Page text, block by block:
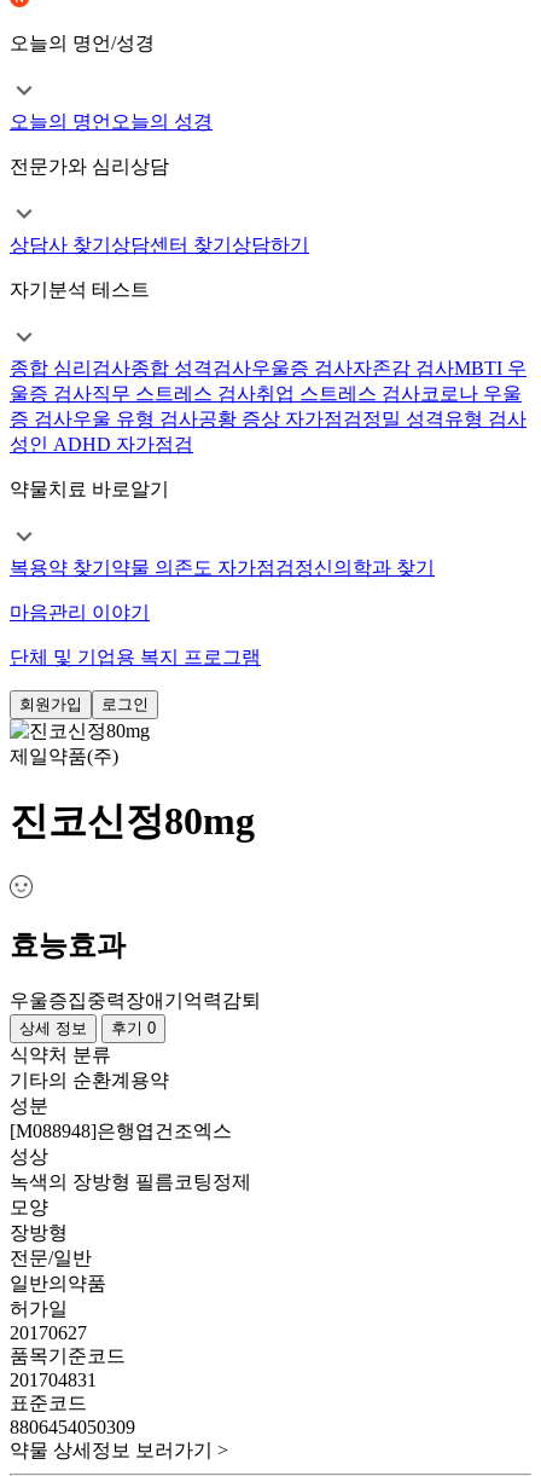
오늘의 명언/성경
오늘의 명언 오늘의 성경
전문가와 심리상담
상담사 찾기 상담센터 찾기 상담하기
자기분석 테스트
종합 심리검사종합 성격검사우울증 검사자존감 검사MBTI 우
울증 검사직무 스트레스 검사취업 스트레스 검사코로나 우울
증 검사우울 유형 검사공황 증상 자가점검정밀 성격유형 검사
성인 ADHD 자가점검
약물치료 바로알기
복용약 찾기 약물 의존도 자가점검정신의학과 찾기
마음관리 이야기
단체 및 기업용 복지 프로그램
회원가입 로그인
제일약품(주)
진코신정80mg
효능효과
우울증집중력장애 기억력감퇴
상세 정보 후기 0
식약처 분류
기타의 순환계용약
성분
[M088948]은행엽건조엑스
성상
녹색의 장방형 필름코팅정제
모양
장방형
전문/일반
일반의약품
허가일
20170627
품목기준코드
201704831
표준코드
8806454050309
약물 상세정보 보러가기 >